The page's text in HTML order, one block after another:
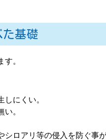
た基礎
。
にくい。
。
ロアリ等の侵入を防ぐ事が